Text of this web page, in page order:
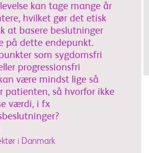
kan tage mange år
hvilket gør det etisk
at basere beslutninger
på dette endepunkt.
som sygdomsfri
progressionsfri
være mindst lige så
patienten, så hvorfor ikke
værdi, i fx
i Danmark